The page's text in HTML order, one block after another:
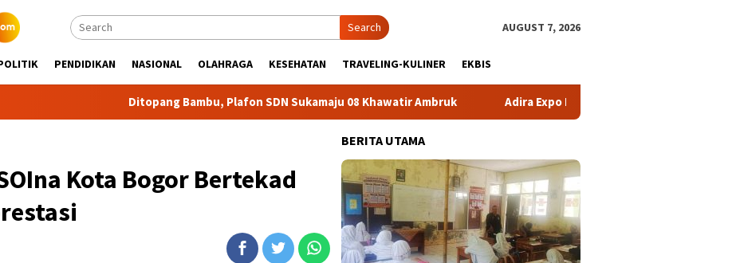
Search AUGUST 7, 2026
PENDIDIKAN NASIONAL OLAHRAGA KESEHATAN TRAVELING-KULINER EKBIS
Ditopang Bambu, Plafon SDN Sukamaju 08 Khawatir Ambruk Adira Expo Merdeka Tawarkan Bunga 1,76 Persen
Kota Bogor Bertekad
BERITA UTAMA